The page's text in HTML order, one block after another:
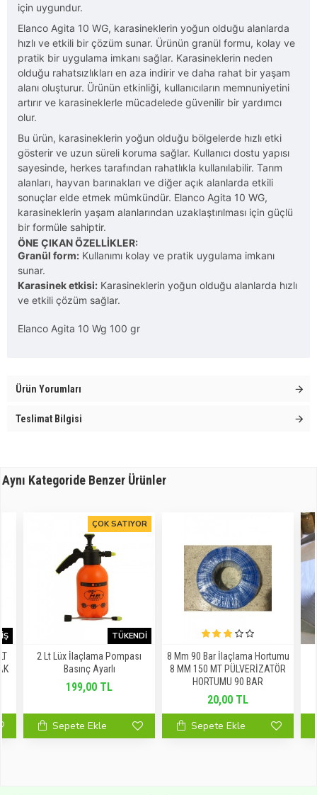
için uygundur.
Elanco Agita 10 WG, karasineklerin yoğun olduğu alanlarda
hızlı ve etkili bir çözüm sunar. Ürünün granül formu, kolay ve
pratik bir uygulama imkanı sağlar. Karasineklerin neden
olduğu rahatsızlıkları en aza indirir ve daha rahat bir yaşam
alanı oluşturur. Ürünün etkinliği, kullanıcıların memnuniyetini
artırır ve karasineklerle mücadelede güvenilir bir yardımcı
olur.
Bu ürün, karasineklerin yoğun olduğu bölgelerde hızlı etki
gösterir ve uzun süreli koruma sağlar. Kullanıcı dostu yapısı
sayesinde, herkes tarafından rahatlıkla kullanılabilir. Tarım
alanları, hayvan barınakları ve diğer açık alanlarda etkili
sonuçlar elde etmek mümkündür. Elanco Agita 10 WG,
karasineklerin yaşam alanlarından uzaklaştırılması için güçlü
bir formüle sahiptir.
ÖNE ÇIKAN ÖZELLIKLER:
Granül form: Kullanımı kolay ve pratik uygulama imkanı
sunar.
Karasinek etkisi: Karasineklerin yoğun olduğu alanlarda hızlı
ve etkili çözüm sağlar.
Elanco Agita 10 Wg 100 gr
Ürün Yorumları
Teslimat Bilgisi
Aynı Kategoride Benzer Ürünler
ÇOK SATIYOR
TÜKENDI
2 Lt Lüx İlaçlama Pompası
Basınç Ayarlı
199,00 TL
Sepete Ekle
8 Mm 90 Bar İlaçlama Hortumu
8 MM 150 MT PÜLVERİZATÖR
HORTUMU 90 BAR
20,00 TL
Sepete Ekle